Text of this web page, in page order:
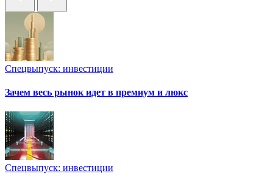
Спецвыпуск: инвестиции
Зачем весь рынок идет в премиум и люкс
Спецвыпуск: инвестиции